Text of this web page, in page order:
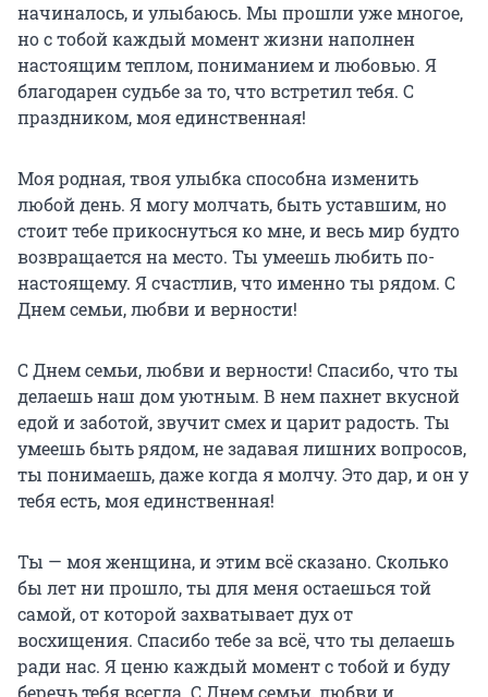
начиналось, и улыбаюсь. Мы прошли уже многое,
но с тобой каждый момент жизни наполнен
настоящим теплом, пониманием и любовью. Я
благодарен судьбе за то, что встретил тебя. С
праздником, моя единственная!
Моя родная, твоя улыбка способна изменить
любой день. Я могу молчать, быть уставшим, но
стоит тебе прикоснуться ко мне, и весь мир будто
возвращается на место. Ты умеешь любить по-
настоящему. Я счастлив, что именно ты рядом. С
Днем семьи, любви и верности!
С Днем семьи, любви и верности! Спасибо, что ты
делаешь наш дом уютным. В нем пахнет вкусной
едой и заботой, звучит смех и царит радость. Ты
умеешь быть рядом, не задавая лишних вопросов,
ты понимаешь, даже когда я молчу. Это дар, и он у
тебя есть, моя единственная!
Ты — моя женщина, и этим всё сказано. Сколько
бы лет ни прошло, ты для меня остаешься той
самой, от которой захватывает дух от
восхищения. Спасибо тебе за всё, что ты делаешь
ради нас. Я ценю каждый момент с тобой и буду
беречь тебя всегда. С Днем семьи, любви и